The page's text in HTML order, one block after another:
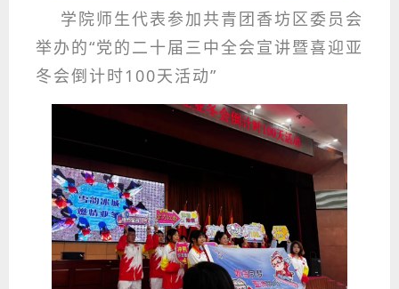
学院师生代表参加共青团香坊区委员会
举办的“党的二十届三中全会宣讲暨喜迎亚
冬会倒计时100天活动”